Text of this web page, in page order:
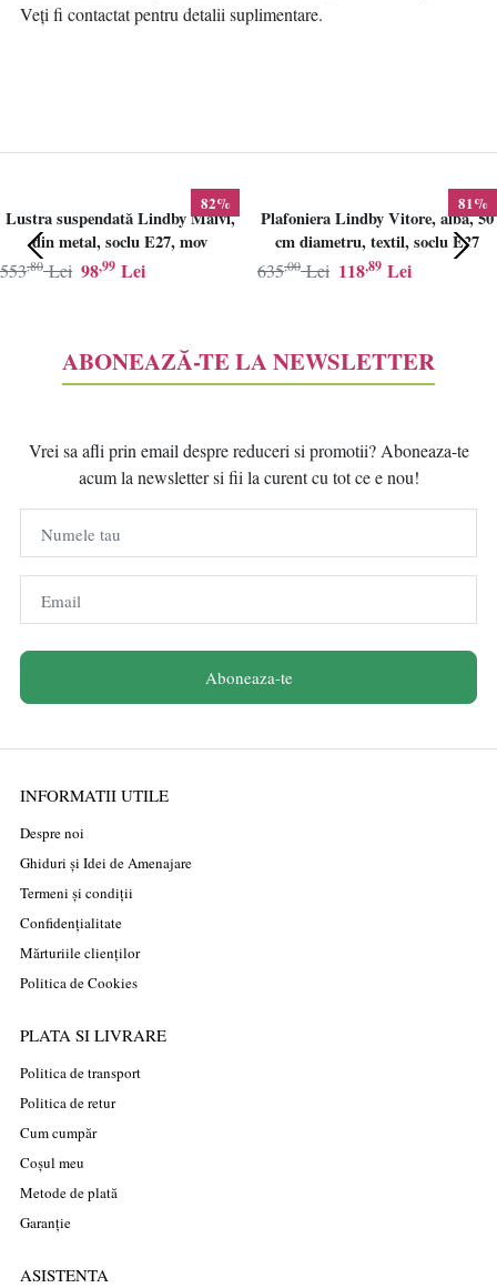
Veți fi contactat pentru detalii suplimentare.
82%
Lustra suspendată Lindby Maivi,
din metal, soclu E27, mov
98,99 Lei
553,80 Lei
81%
Plafoniera Lindby Vitore, alba, 50
cm diametru, textil, soclu E27
118,89 Lei
635,00 Lei
ABONEAZĂ-TE LA NEWSLETTER
Vrei sa afli prin email despre reduceri si promotii? Aboneaza-te
acum la newsletter si fii la curent cu tot ce e nou!
Numele tau
Email
Aboneaza-te
INFORMATII UTILE
Despre noi
Ghiduri și Idei de Amenajare
Termeni și condiții
Confidențialitate
Mărturiile clienților
Politica de Cookies
PLATA SI LIVRARE
Politica de transport
Politica de retur
Cum cumpăr
Coșul meu
Metode de plată
Garanție
ASISTENTA